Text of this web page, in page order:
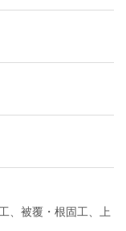
、被覆・根固工、上